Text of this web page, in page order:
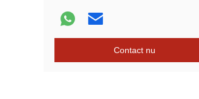
Contact nu